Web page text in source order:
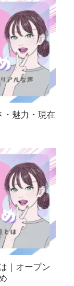
・魅力・現在
｜オープン